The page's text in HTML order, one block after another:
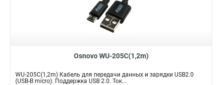
Цвет
Чёрный
Osnovo WU-205C(1,2m)
WU-205C(1,2m) Кабель для передачи данных и зарядки USB2.0
(USB-B micro). Поддержка USB 2.0. Ток...